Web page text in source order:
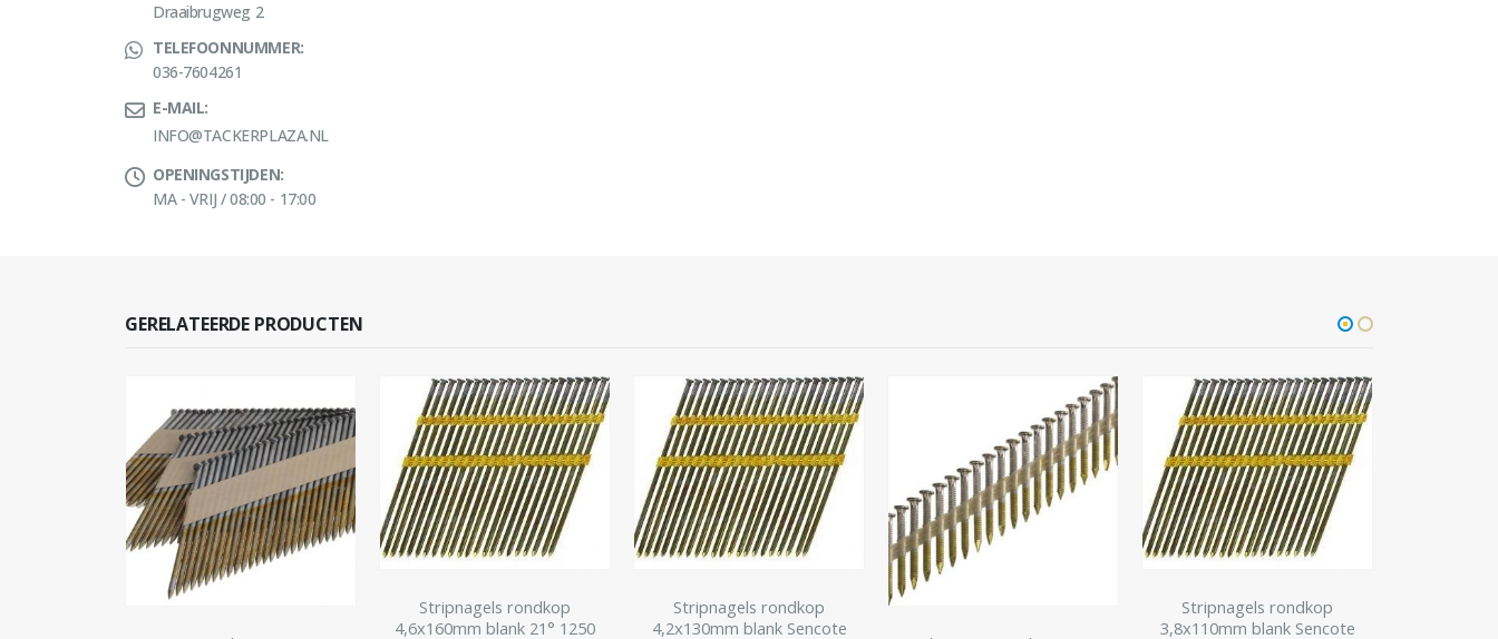
Draaibrugweg 2
TELEFOONNUMMER:
036-7604261
E-MAIL:
INFO@TACKERPLAZA.NL
OPENINGSTIJDEN:
MA - VRIJ / 08:00 - 17:00
GERELATEERDE PRODUCTEN
Stripnagels rondkop
4,6x160mm blank 21° 1250
Stripnagels rondkop
4,2x130mm blank Sencote
Stripnagels rondkop
3,8x110mm blank Sencote